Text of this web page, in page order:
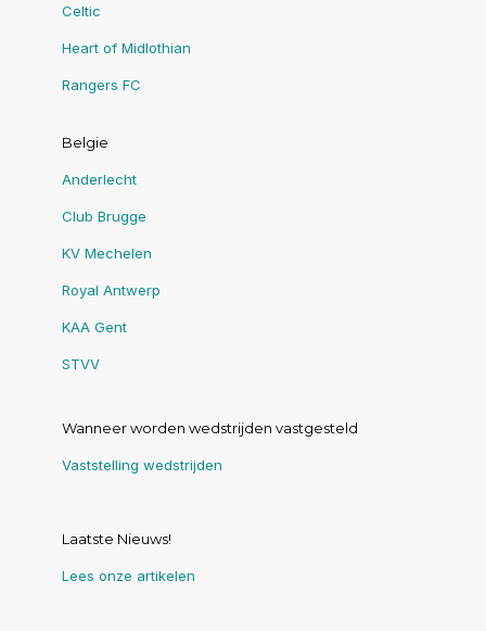
Celtic
Heart of Midlothian
Rangers FC
Belgie
Anderlecht
Club Brugge
KV Mechelen
Royal Antwerp
KAA Gent
STVV
Wanneer worden wedstrijden vastgesteld
Vaststelling wedstrijden
Laatste Nieuws!
Lees onze artikelen